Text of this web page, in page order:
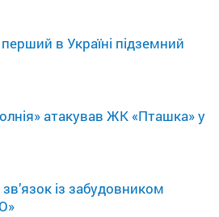
в Україні підземний
атакував ЖК «Пташка» у
із забудовником